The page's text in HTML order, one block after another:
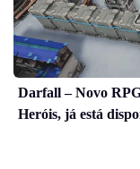
Darfall – Novo
Heróis, já está